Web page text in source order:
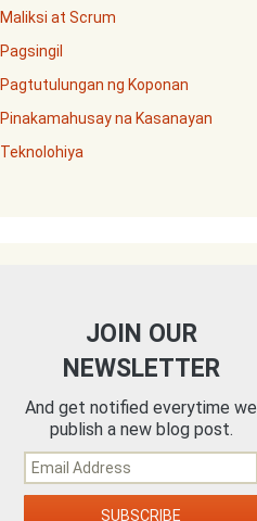
Maliksi at Scrum
Pagsingil
Pagtutulungan ng Koponan
Pinakamahusay na Kasanayan
Teknolohiya
JOIN OUR
NEWSLETTER
And get notified everytime we
publish a new blog post.